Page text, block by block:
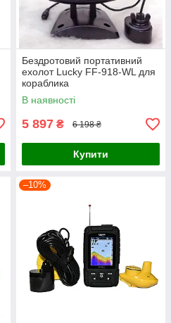
Бездротовий портативний
ехолот Lucky FF-918-WL для
кораблика
В наявності
5 897 ₴ 6 198 ₴
Купити
–10%